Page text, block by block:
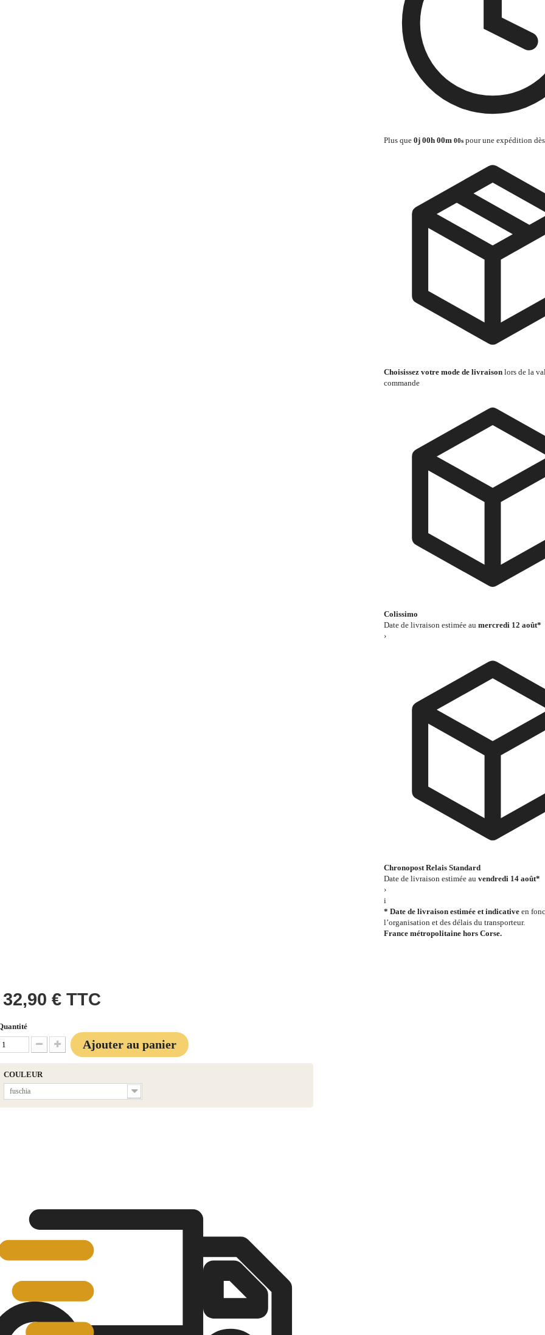
Plus que 0j 00h 00m 00s pour une expédition
Choisissez votre mode de livraison lors de la
commande
Colissimo
Date de livraison estimée au mercredi 12 août*
›
Chronopost Relais Standard
Date de livraison estimée au vendredi 14 août*
›
i
* Date de livraison estimée et indicativeen
l’organisation et des délais du transporteur.
France métropolitaine hors Corse.
32,90 € TTC
Diminuer la quantité
Augmenter la quantité
Ajouter au panier
COULEUR
fuschia